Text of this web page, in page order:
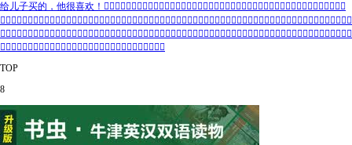
给儿子买的，他很喜欢！👍🏻👍🏻👍🏻👍🏻👍🏻👍🏻👍🏻👍🏻👍🏻👍🏻👍🏻👍🏻👍🏻👍🏻👍🏻👍🏻👍🏻👍🏻👍🏻👍🏻👍🏻👍🏻
👍🏻👍🏻👍🏻👍🏻👍🏻👍🏻👍🏻👍🏻👍🏻👍🏻👍🏻👍🏻👍🏻👍🏻👍🏻👍🏻👍🏻👍🏻👍🏻👍🏻👍🏻👍🏻👍🏻👍🏻👍🏻👍🏻👍🏻👍🏻👍🏻👍🏻👍🏻👍🏻
👍🏻👍🏻👍🏻👍🏻👍🏻👍🏻👍🏻👍🏻👍🏻👍🏻👍🏻👍🏻👍🏻👍🏻👍🏻👍🏻👍🏻👍🏻👍🏻👍🏻👍🏻👍🏻👍🏻👍🏻👍🏻👍🏻👍🏻👍🏻👍🏻👍🏻👍🏻👍🏻
👍🏻👍🏻👍🏻👍🏻👍🏻👍🏻👍🏻👍🏻👍🏻👍🏻👍🏻👍🏻👍🏻👍🏻👍🏻
TOP
8